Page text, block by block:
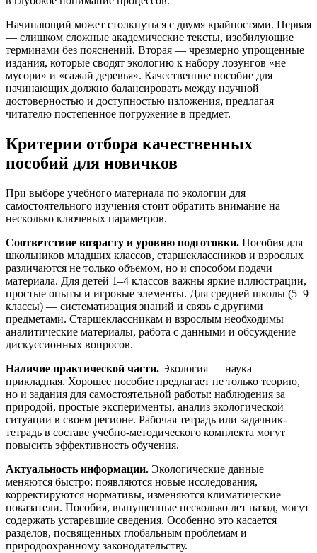
Начинающий может столкнуться с двумя крайностями. Первая
— слишком сложные академические тексты, изобилующие
терминами без пояснений. Вторая — чрезмерно упрощенные
издания, которые сводят экологию к набору лозунгов «не
мусори» и «сажай деревья». Качественное пособие для
начинающих должно балансировать между научной
достоверностью и доступностью изложения, предлагая
читателю постепенное погружение в предмет.
Критерии отбора качественных
пособий для новичков
При выборе учебного материала по экологии для
самостоятельного изучения стоит обратить внимание на
несколько ключевых параметров.
Соответствие возрасту и уровню подготовки. Пособия для
школьников младших классов, старшеклассников и взрослых
различаются не только объемом, но и способом подачи
материала. Для детей 1–4 классов важны яркие иллюстрации,
простые опыты и игровые элементы. Для средней школы (5–9
классы) — систематизация знаний и связь с другими
предметами. Старшеклассникам и взрослым необходимы
аналитические материалы, работа с данными и обсуждение
дискуссионных вопросов.
Наличие практической части. Экология — наука
прикладная. Хорошее пособие предлагает не только теорию,
но и задания для самостоятельной работы: наблюдения за
природой, простые эксперименты, анализ экологической
ситуации в своем регионе. Рабочая тетрадь или задачник-
тетрадь в составе учебно-методического комплекта могут
повысить эффективность обучения.
Актуальность информации. Экологические данные
меняются быстро: появляются новые исследования,
корректируются нормативы, изменяются климатические
показатели. Пособия, выпущенные несколько лет назад, могут
содержать устаревшие сведения. Особенно это касается
разделов, посвященных глобальным проблемам и
природоохранному законодательству.